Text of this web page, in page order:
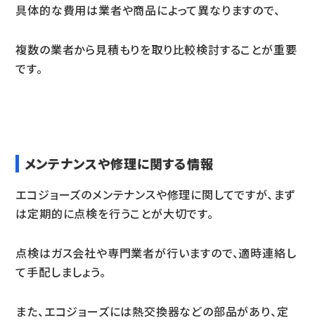
具体的な費用は業者や商品によって異なりますので、
複数の業者から見積もりを取り比較検討することが重要
です。
メンテナンスや修理に関する情報
エコジョーズのメンテナンスや修理に関してですが、まず
は定期的に点検を行うことが大切です。
点検はガス会社や専門業者が行いますので、適時連絡し
て手配しましょう。
また、エコジョーズには熱交換器などの部品があり、定